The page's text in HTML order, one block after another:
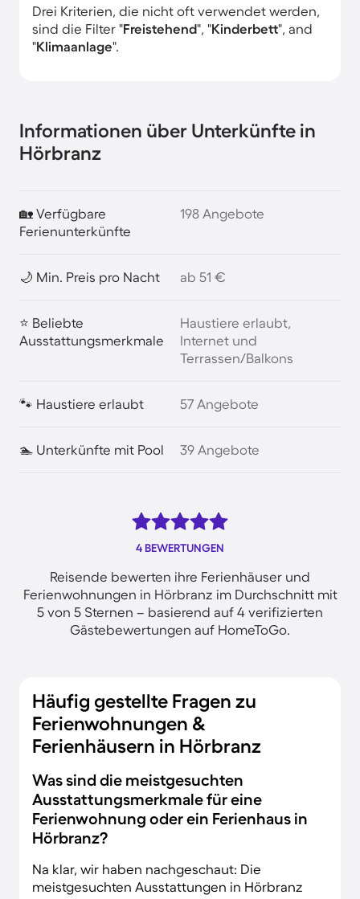
Drei Kriterien, die nicht oft verwendet werden,
sind die Filter "Freistehend", "Kinderbett", and
"Klimaanlage".
Informationen über Unterkünfte in
Hörbranz
🏡 Verfügbare
Ferienunterkünfte
198 Angebote
🌙 Min. Preis pro Nacht ab 51 €
⭐ Beliebte
Ausstattungsmerkmale
Haustiere erlaubt,
Internet und
Terrassen/Balkons
🐾 Haustiere erlaubt 57 Angebote
🏊 Unterkünfte mit Pool 39 Angebote
4 BEWERTUNGEN
Reisende bewerten ihre Ferienhäuser und
Ferienwohnungen in Hörbranz im Durchschnitt mit
5 von 5 Sternen – basierend auf 4 verifizierten
Gästebewertungen auf HomeToGo.
Häufig gestellte Fragen zu
Ferienwohnungen &
Ferienhäusern in Hörbranz
Was sind die meistgesuchten
Ausstattungsmerkmale für eine
Ferienwohnung oder ein Ferienhaus in
Hörbranz?
Na klar, wir haben nachgeschaut: Die
meistgesuchten Ausstattungen in Hörbranz